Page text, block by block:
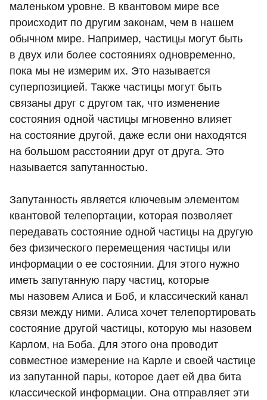
маленьком уровне. В квантовом мире все
происходит по другим законам, чем в нашем
обычном мире. Например, частицы могут быть
в двух или более состояниях одновременно,
пока мы не измерим их. Это называется
суперпозицией. Также частицы могут быть
связаны друг с другом так, что изменение
состояния одной частицы мгновенно влияет
на состояние другой, даже если они находятся
на большом расстоянии друг от друга. Это
называется запутанностью.
Запутанность является ключевым элементом
квантовой телепортации, которая позволяет
передавать состояние одной частицы на другую
без физического перемещения частицы или
информации о ее состоянии. Для этого нужно
иметь запутанную пару частиц, которые
мы назовем Алиса и Боб, и классический канал
связи между ними. Алиса хочет телепортировать
состояние другой частицы, которую мы назовем
Карлом, на Боба. Для этого она проводит
совместное измерение на Карле и своей частице
из запутанной пары, которое дает ей два бита
классической информации. Она отправляет эти